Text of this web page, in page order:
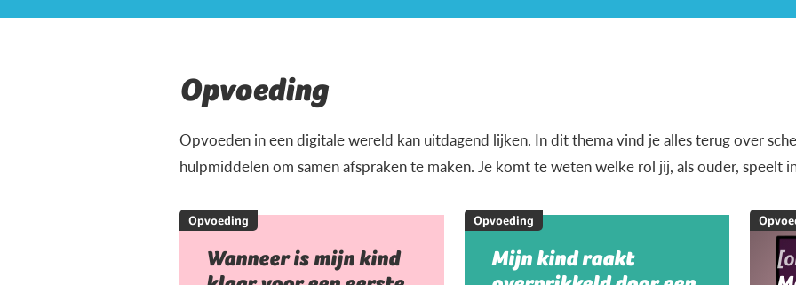
Opvoeding
Opvoeden in een digitale wereld kan uitdagend lijken. In dit thema vind je alles terug over
hulpmiddelen om samen afspraken te maken. Je komt te weten welke rol jij, als ouder, speelt
Opvoeding
Wanneer is mijn kind
Opvoeding
Mijn kind raakt